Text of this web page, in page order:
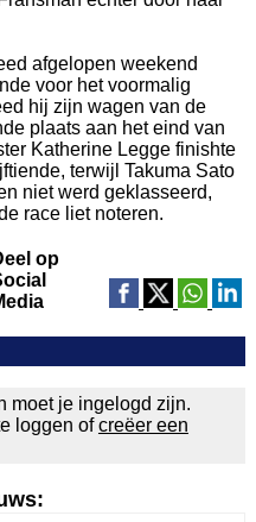
afgelopen weekend
voor het voormalig
hij zijn wagen van de
plaats aan het eind van
Katherine Legge finishte
terwijl Takuma Sato
niet werd geklasseerd,
race liet noteren.
op
moet je ingelogd zijn.
loggen ofcreëer een